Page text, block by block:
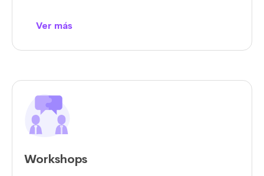
Ver más
Workshops